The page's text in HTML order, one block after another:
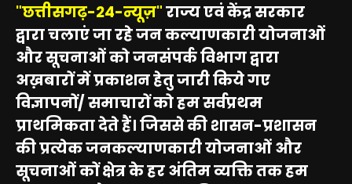
"छत्तीसगढ़-24-न्यूज़"राज्य एवं केंद्र सरकार
द्वारा चलाएं जा रहे जन कल्याणकारी योजनाओं
और सूचनाओं को जनसंपर्क विभाग द्वारा
अख़बारों में प्रकाशन हेतु जारी किये गए
विज्ञापनों/ समाचारों को हम सर्वप्रथम
प्राथमिकता देते हैं। जिससे की शासन-प्रशासन
की प्रत्येक जनकल्याणकारी योजनाओं और
सूचनाओं कों क्षेत्र के हर अंतिम व्यक्ति तक हम